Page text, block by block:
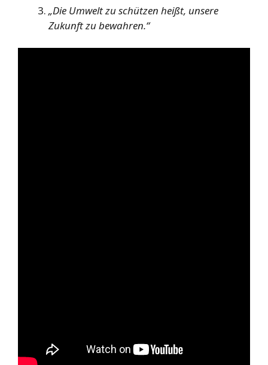
„Die Umwelt zu schützen heißt, unsere
Zukunft zu bewahren.“